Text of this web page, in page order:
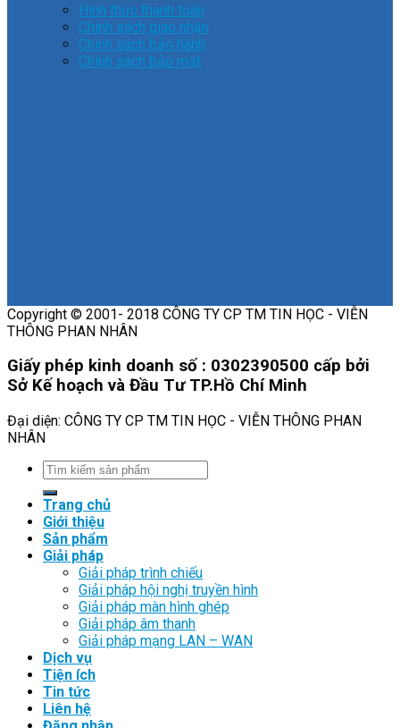
Hình thức thanh toán
Chính sách giao nhận
Chính sách bảo hành
Chính sách bảo mật
Copyright © 2001- 2018 CÔNG TY CP TM TIN HỌC - VIỄN
THÔNG PHAN NHÂN
Giấy phép kinh doanh số : 0302390500 cấp bởi
Sở Kế hoạch và Đầu Tư TP.Hồ Chí Minh
Đại diện: CÔNG TY CP TM TIN HỌC - VIỄN THÔNG PHAN
NHÂN
Trang chủ
Giới thiệu
Sản phẩm
Giải pháp
Giải pháp trình chiếu
Giải pháp hội nghị truyền hình
Giải pháp màn hình ghép
Giải pháp âm thanh
Giải pháp mạng LAN – WAN
Dịch vụ
Tiện ích
Tin tức
Liên hệ